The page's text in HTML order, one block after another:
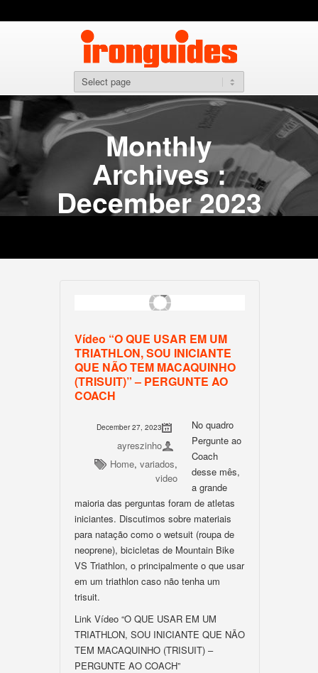
Monthly
Archives :
December 2023
Vídeo “O QUE USAR EM UM
TRIATHLON, SOU INICIANTE
QUE NÃO TEM MACAQUINHO
(TRISUIT)” – PERGUNTE AO
COACH
December 27, 2023
ayreszinho
Home, variados,
video
No quadro
Pergunte ao
Coach
desse mês,
a grande
maioria das perguntas foram de atletas
iniciantes. Discutimos sobre materiais
para natação como o wetsuit (roupa de
neoprene), bicicletas de Mountain Bike
VS Triathlon, o principalmente o que usar
em um triathlon caso não tenha um
trisuit.
Link Vídeo “O QUE USAR EM UM
TRIATHLON, SOU INICIANTE QUE NÃO
TEM MACAQUINHO (TRISUIT) –
PERGUNTE AO COACH”